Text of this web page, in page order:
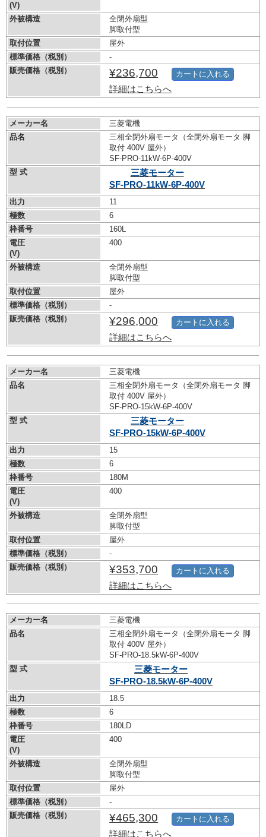
(V)
外被構造
全閉外扇型
脚取付型
取付位置
屋外
標準価格（税別）
-
販売価格（税別）
¥236,700
詳細はこちらへ
カートに入れる
メーカー名
三菱電機
品名
三相全閉外扇モータ（全閉外扇モータ 脚
取付 400V 屋外）
SF-PRO-11kW-6P-400V
型 式
三菱モーター
SF-PRO-11kW-6P-400V
出力
11
極数
6
枠番号
160L
電圧
(V)
400
外被構造
全閉外扇型
脚取付型
取付位置
屋外
標準価格（税別）
-
販売価格（税別）
¥296,000
詳細はこちらへ
カートに入れる
メーカー名
三菱電機
品名
三相全閉外扇モータ（全閉外扇モータ 脚
取付 400V 屋外）
SF-PRO-15kW-6P-400V
型 式
三菱モーター
SF-PRO-15kW-6P-400V
出力
15
極数
6
枠番号
180M
電圧
(V)
400
外被構造
全閉外扇型
脚取付型
取付位置
屋外
標準価格（税別）
-
販売価格（税別）
¥353,700
詳細はこちらへ
カートに入れる
メーカー名
三菱電機
品名
三相全閉外扇モータ（全閉外扇モータ 脚
取付 400V 屋外）
SF-PRO-18.5kW-6P-400V
型 式
三菱モーター
SF-PRO-18.5kW-6P-400V
出力
18.5
極数
6
枠番号
180LD
電圧
(V)
400
外被構造
全閉外扇型
脚取付型
取付位置
屋外
標準価格（税別）
-
販売価格（税別）
¥465,300
詳細はこちらへ
カートに入れる